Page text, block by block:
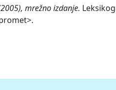
mrežno izdanje.